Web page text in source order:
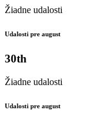
Žiadne udalosti
Udalosti pre august
30th
Žiadne udalosti
Udalosti pre august